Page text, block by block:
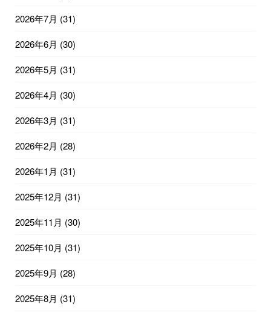
2026年7月 (31)
2026年6月 (30)
2026年5月 (31)
2026年4月 (30)
2026年3月 (31)
2026年2月 (28)
2026年1月 (31)
2025年12月 (31)
2025年11月 (30)
2025年10月 (31)
2025年9月 (28)
2025年8月 (31)